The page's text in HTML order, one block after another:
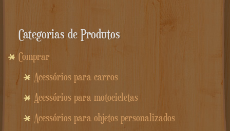
Categorias de Produtos
Comprar
Acessórios para carros
Acessórios para motocicletas
Acessórios para objetos personalizados